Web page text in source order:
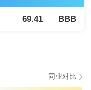
69.41 BBB
同业对比